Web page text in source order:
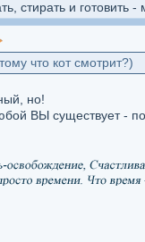
стирать и готовить
что кот смотрит?)
но!
ВЫ существует -